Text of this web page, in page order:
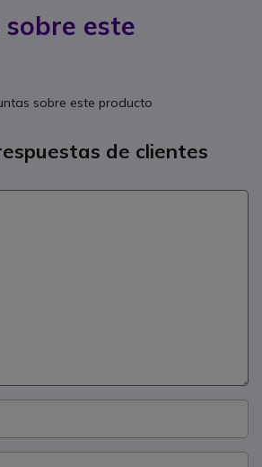
este
sobre este producto
de clientes